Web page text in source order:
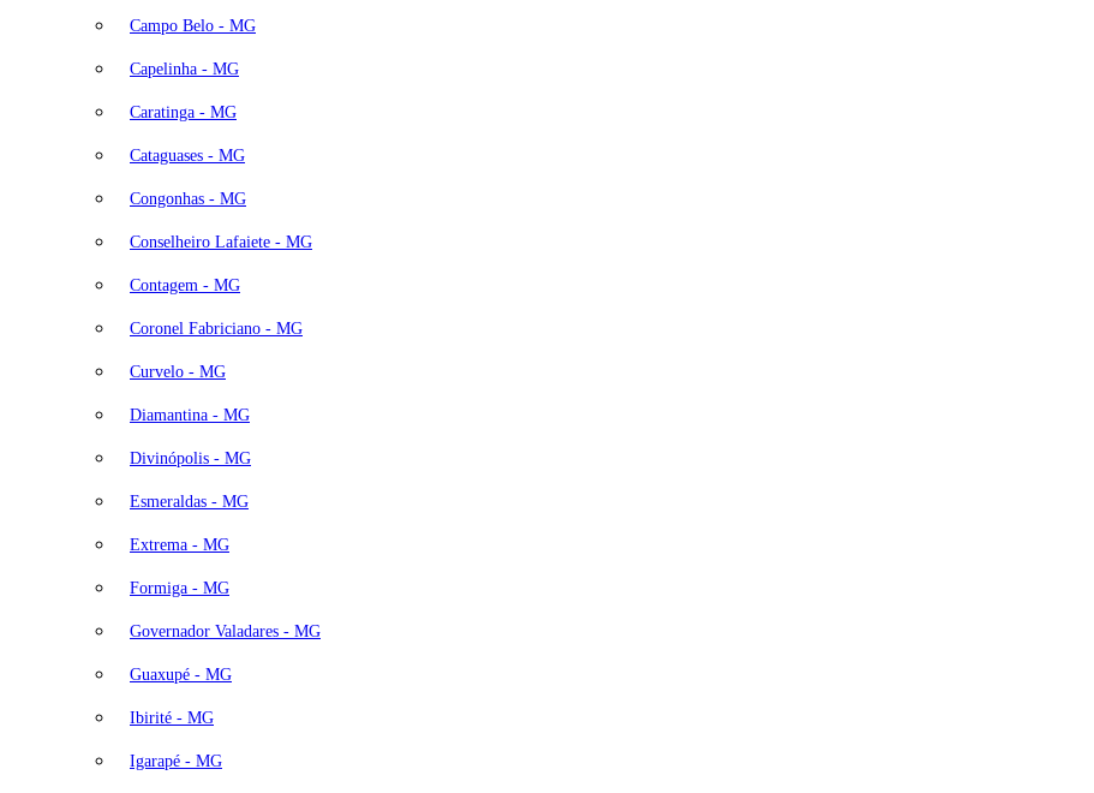
Campo Belo - MG
Capelinha - MG
Caratinga - MG
Cataguases - MG
Congonhas - MG
Conselheiro Lafaiete - MG
Contagem - MG
Coronel Fabriciano - MG
Curvelo - MG
Diamantina - MG
Divinópolis - MG
Esmeraldas - MG
Extrema - MG
Formiga - MG
Governador Valadares - MG
Guaxupé - MG
Ibirité - MG
Igarapé - MG